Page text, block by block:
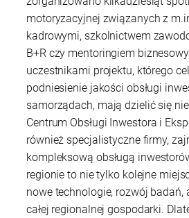
motoryzacyjnej związanych z
kadrowymi, szkolnictwem
B+R czy mentoringiem
uczestnikami projektu, którego
podniesienie jakości obsługi
samorządach, mają dzielić się
Centrum Obsługi Inwestora i
również specjalistyczne firmy,
kompleksową obsługą
regionie to nie tylko kolejne
nowe technologie, rozwój badań,
całej regionalnej gospodarki.